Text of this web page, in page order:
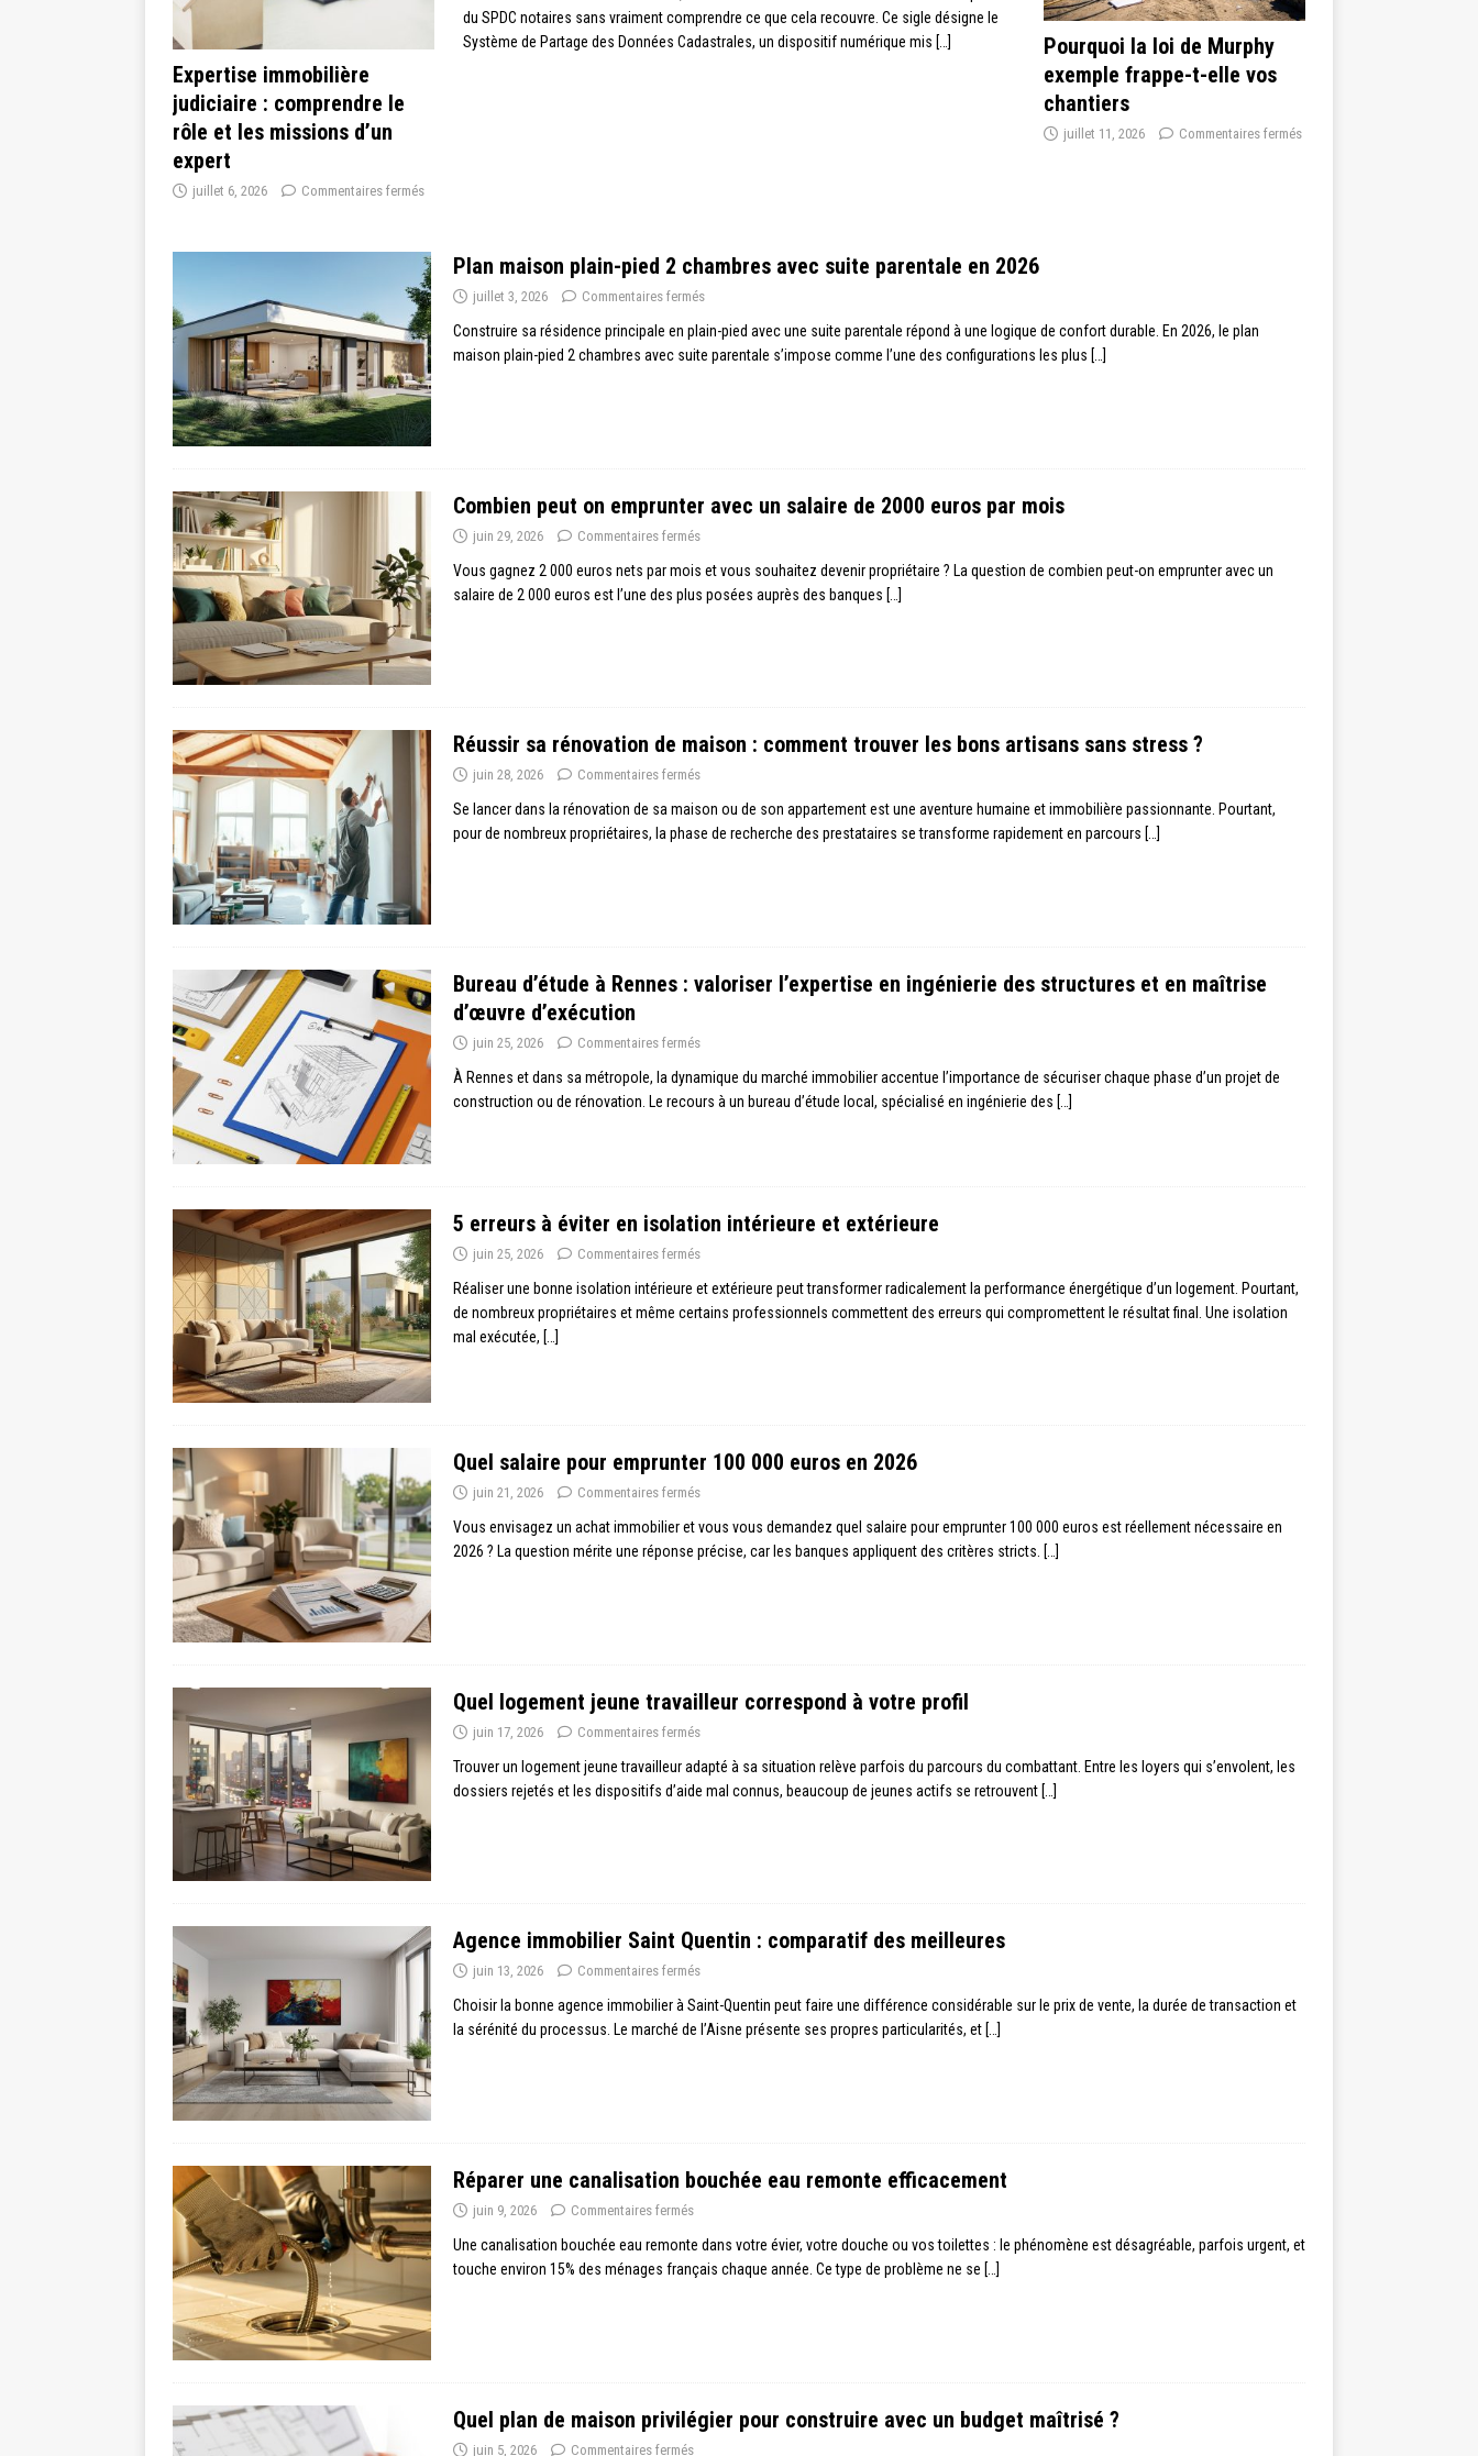
du SPDC notaires sans vraiment comprendre ce que cela recouvre. Ce sigle désigne le
Système de Partage des Données Cadastrales, un dispositif numérique mis […]
Pourquoi la loi de Murphy
exemple frappe-t-elle vos
chantiers
juillet 11, 2026 Commentaires fermés
Expertise immobilière
judiciaire : comprendre le
rôle et les missions d’un
expert
juillet 6, 2026 Commentaires fermés
Plan maison plain-pied 2 chambres avec suite parentale en 2026
juillet 3, 2026 Commentaires fermés
Construire sa résidence principale en plain-pied avec une suite parentale répond à une logique de confort durable. En 2026, le plan
maison plain-pied 2 chambres avec suite parentale s’impose comme l’une des configurations les plus […]
Combien peut on emprunter avec un salaire de 2000 euros par mois
juin 29, 2026 Commentaires fermés
Vous gagnez 2 000 euros nets par mois et vous souhaitez devenir propriétaire ? La question de combien peut-on emprunter avec un
salaire de 2 000 euros est l’une des plus posées auprès des banques […]
Réussir sa rénovation de maison : comment trouver les bons artisans sans stress ?
juin 28, 2026 Commentaires fermés
Se lancer dans la rénovation de sa maison ou de son appartement est une aventure humaine et immobilière passionnante. Pourtant,
pour de nombreux propriétaires, la phase de recherche des prestataires se transforme rapidement en parcours […]
Bureau d’étude à Rennes : valoriser l’expertise en ingénierie des structures et en maîtrise
d’œuvre d’exécution
juin 25, 2026 Commentaires fermés
À Rennes et dans sa métropole, la dynamique du marché immobilier accentue l’importance de sécuriser chaque phase d’un projet de
construction ou de rénovation. Le recours à un bureau d’étude local, spécialisé en ingénierie des […]
5 erreurs à éviter en isolation intérieure et extérieure
juin 25, 2026 Commentaires fermés
Réaliser une bonne isolation intérieure et extérieure peut transformer radicalement la performance énergétique d’un logement. Pourtant,
de nombreux propriétaires et même certains professionnels commettent des erreurs qui compromettent le résultat final. Une isolation
mal exécutée, […]
Quel salaire pour emprunter 100 000 euros en 2026
juin 21, 2026 Commentaires fermés
Vous envisagez un achat immobilier et vous vous demandez quel salaire pour emprunter 100 000 euros est réellement nécessaire en
2026 ? La question mérite une réponse précise, car les banques appliquent des critères stricts. […]
Quel logement jeune travailleur correspond à votre profil
juin 17, 2026 Commentaires fermés
Trouver un logement jeune travailleur adapté à sa situation relève parfois du parcours du combattant. Entre les loyers qui s’envolent, les
dossiers rejetés et les dispositifs d’aide mal connus, beaucoup de jeunes actifs se retrouvent […]
Agence immobilier Saint Quentin : comparatif des meilleures
juin 13, 2026 Commentaires fermés
Choisir la bonne agence immobilier à Saint-Quentin peut faire une différence considérable sur le prix de vente, la durée de transaction et
la sérénité du processus. Le marché de l’Aisne présente ses propres particularités, et […]
Réparer une canalisation bouchée eau remonte efficacement
juin 9, 2026 Commentaires fermés
Une canalisation bouchée eau remonte dans votre évier, votre douche ou vos toilettes : le phénomène est désagréable, parfois urgent, et
touche environ 15% des ménages français chaque année. Ce type de problème ne se […]
Quel plan de maison privilégier pour construire avec un budget maîtrisé ?
juin 5, 2026 Commentaires fermés